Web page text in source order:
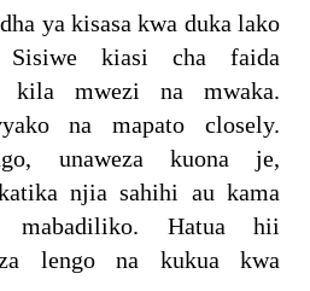
ya kisasa kwa duka lako
kiasi cha faida
kila mwezi na mwaka.
na mapato closely.
unaweza kuona je,
njia sahihi au kama
mabadiliko. Hatua hii
lengo na kukua kwa